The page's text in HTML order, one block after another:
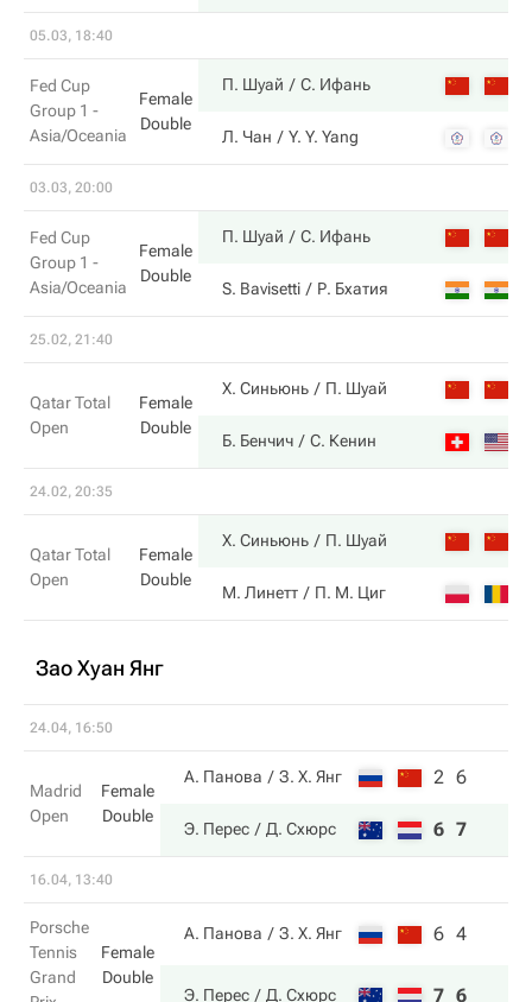
05.03, 18:40
Fed Cup
Group 1 -
Asia/Oceania
Female
Double
П. Шуай С. Ифань
Л. Чан Y. Y. Yang
03.03, 20:00
Fed Cup
Group 1 -
Asia/Oceania
Female
Double
П. Шуай С. Ифань
S. Bavisetti Р. Бхатия
25.02, 21:40
Qatar Total
Open
Female
Double
Х. Синьюнь П. Шуай
Б. Бенчич С. Кенин
24.02, 20:35
Qatar Total
Open
Female
Double
Х. Синьюнь П. Шуай
М. Линетт П. М. Циг
Зао Хуан Янг
24.04, 16:50
Madrid
Open
Female
Double
А. Панова З. Х. Янг 2 6
Э. Перес Д. Схюрс 6 7
16.04, 13:40
Porsche
Tennis
Grand
Female
Double
А. Панова З. Х. Янг 6 4
Э. Перес Д. Схюрс 7 6